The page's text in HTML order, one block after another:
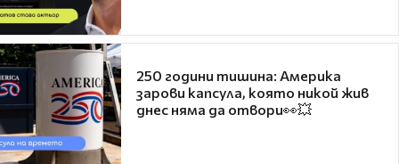
250 години тишина: Америка
зарови капсула, която никой жив
днес няма да отвори👀💥